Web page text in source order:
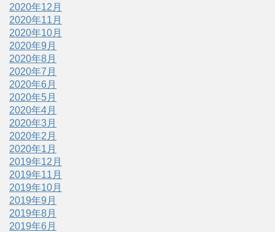
2020年12月
2020年11月
2020年10月
2020年9月
2020年8月
2020年7月
2020年6月
2020年5月
2020年4月
2020年3月
2020年2月
2020年1月
2019年12月
2019年11月
2019年10月
2019年9月
2019年8月
2019年6月